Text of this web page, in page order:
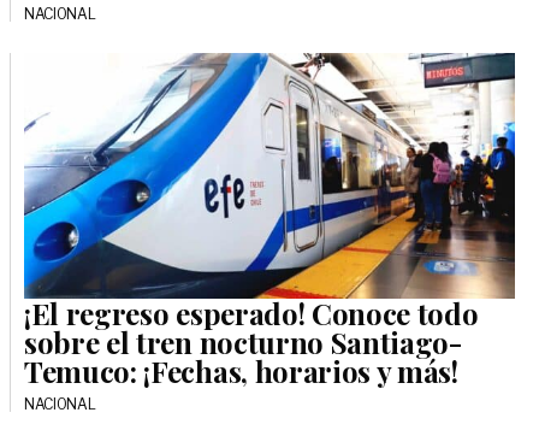
NACIONAL
¡El regreso esperado! Conoce todo
sobre el tren nocturno Santiago-
Temuco: ¡Fechas, horarios y más!
NACIONAL